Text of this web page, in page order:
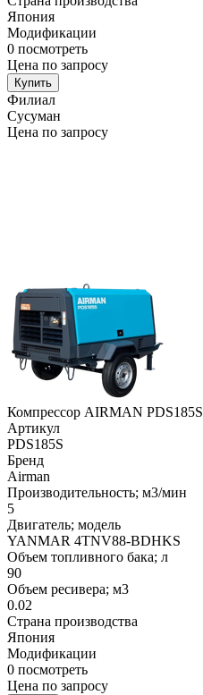
Япония
Модификации
0 посмотреть
Цена по запросу
Купить
Филиал
Сусуман
Цена по запросу
Компрессор AIRMAN PDS185S
Артикул
PDS185S
Бренд
Airman
Производительность; м3/мин
5
Двигатель; модель
YANMAR 4TNV88-BDHKS
Объем топливного бака; л
90
Объем ресивера; м3
0.02
Страна производства
Япония
Модификации
0 посмотреть
Цена по запросу